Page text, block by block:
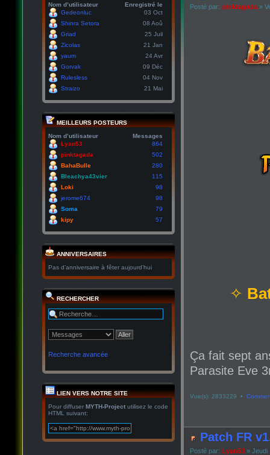
Nom d’utilisateur
Enregistré le
Gedeonluc
03 Oct
Shinra Setora
08 Aoû
Griad
25 Juil
Zicolas
21 Jan
yaum
24 Avr
Gorvak
09 Déc
Rulesless
04 Nov
Straizo
21 Mai
MEILLEURS POSTEURS
Nom d’utilisateur
Messages
Lyan53
864
pinktagada
502
BahaBulle
280
Bleachya43vier
115
Loki
98
jerome674
98
Soma
79
kipy
57
ANNIVERSAIRES
Pas d’anniversaire à fêter aujourd’hui
RECHERCHER
Recherche avancée
LIEN VERS NOTRE SITE
Pour diffuser MYTH-Project utilisez le code
HTML suivant:
Posté par: pinktagada »
✧
Ça fait sept
Parasite Eve
Vue(s): 2833229 •
Patch FR
Posté par: Lyan53 » Jeudi